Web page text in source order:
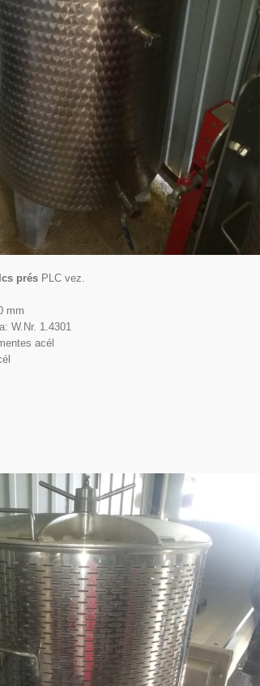
prés PLC vez.
mm
W.Nr. 1.4301
acél